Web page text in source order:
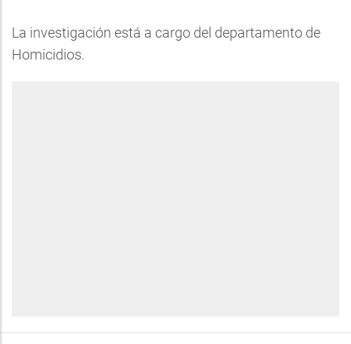
La investigación está a cargo del departamento de
Homicidios.